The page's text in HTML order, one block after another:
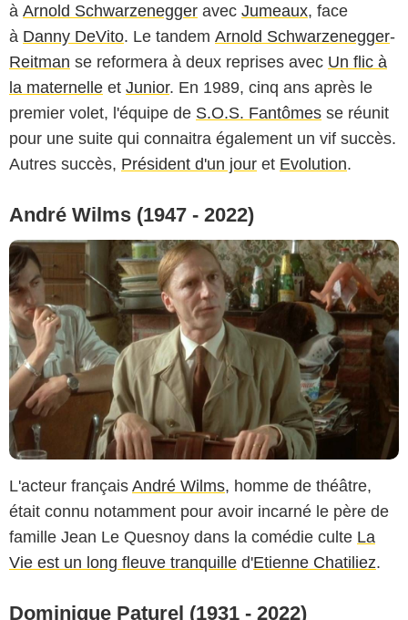
à Arnold Schwarzenegger avec Jumeaux, face
à Danny DeVito. Le tandem Arnold Schwarzenegger-
Reitman se reformera à deux reprises avec Un flic à
la maternelle et Junior. En 1989, cinq ans après le
premier volet, l'équipe de S.O.S. Fantômes se réunit
pour une suite qui connaitra également un vif succès.
Autres succès, Président d'un jour et Evolution.
André Wilms (1947 - 2022)
L'acteur français André Wilms, homme de théâtre,
était connu notamment pour avoir incarné le père de
famille Jean Le Quesnoy dans la comédie culte La
Vie est un long fleuve tranquille d'Etienne Chatiliez.
Dominique Paturel (1931 - 2022)